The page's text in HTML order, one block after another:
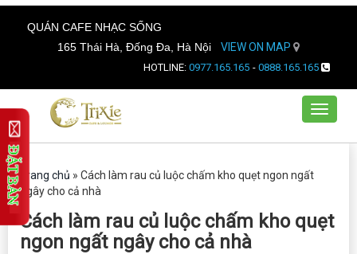
QUÁN CAFE NHẠC SỐNG
165 Thái Hà, Đống Đa, Hà Nội
VIEW ON MAP
HOTLINE: 0977.165.165 - 0888.165.165
Toggle
Trang chủ » Cách làm rau củ luộc chấm kho quẹt ngon ngất
ngây cho cả nhà
Cách làm rau củ luộc chấm kho quẹt
ngon ngất ngây cho cả nhà